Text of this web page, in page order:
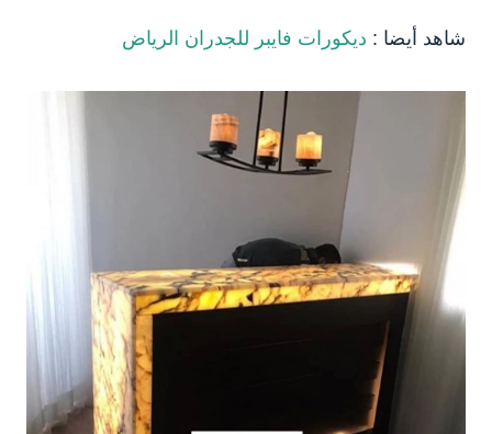
شاهد أيضا : ديكورات فايبر للجدران الرياض